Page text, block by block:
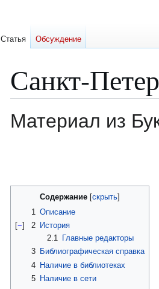
Санкт-
Материал из
Содержание
1 Описание
[−] 2
История
2.1
Главные редакторы
3
Библиографическая справка
4 Наличие в библиотеках
5
Наличие в сети
Статья Обсуждение